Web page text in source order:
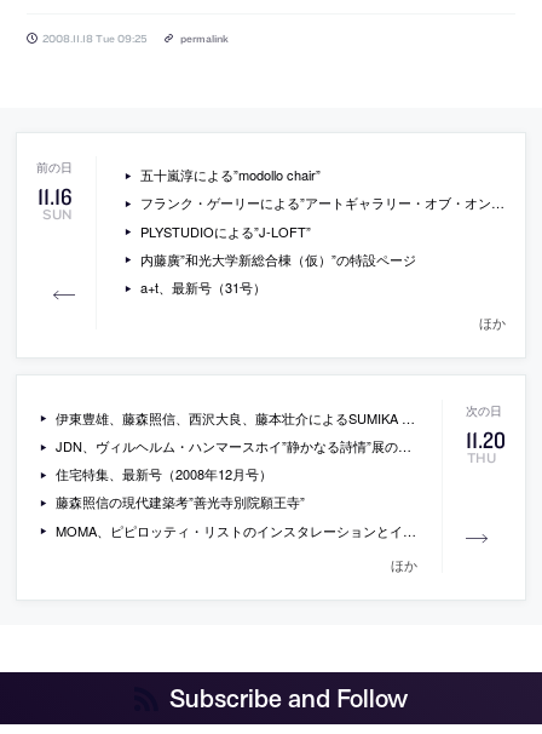
2008.11.18 Tue 09:25 permalink
11.16
SUN
五十嵐淳による”modollo chair”
フランク・ゲーリーによる”アートギャラリー・オブ・オンタリオ”
PLYSTUDIOによる”J-LOFT”
内藤廣”和光大学新総合棟（仮）”の特設ページ
a+t、最新号（31号）
ほか
11.20
THU
伊東豊雄、藤森照信、西沢大良、藤本壮介によるSUMIKA projectの現場レポート
JDN、ヴィルヘルム・ハンマースホイ”静かなる詩情”展のレポート
住宅特集、最新号（2008年12月号）
藤森照信の現代建築考”善光寺別院願王寺”
MOMA、ピピロッティ・リストのインスタレーションとインタビュー
ほか
Subscribe and Follow